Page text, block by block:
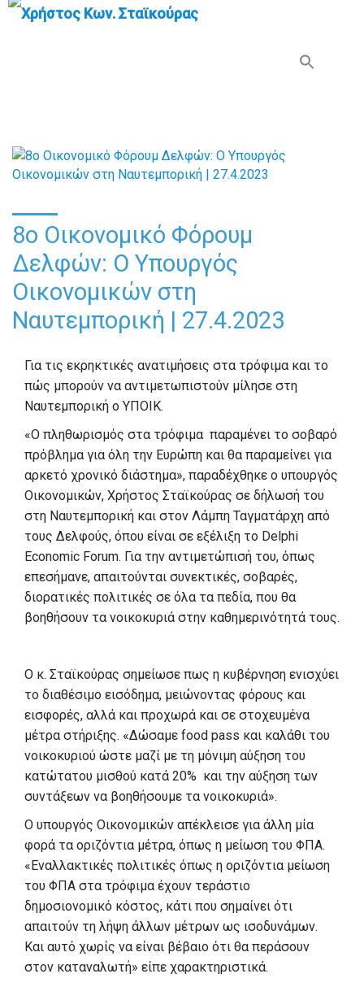
8ο Οικονομικό Φόρουμ
Δελφών: Ο Υπουργός
Οικονομικών στη
Ναυτεμπορική | 27.4.2023
Για τις εκρηκτικές ανατιμήσεις στα τρόφιμα και το
πώς μπορούν να αντιμετωπιστούν μίλησε στη
Ναυτεμπορική ο ΥΠΟΙΚ.
«Ο πληθωρισμός στα τρόφιμα παραμένει το σοβαρό
πρόβλημα για όλη την Ευρώπη και θα παραμείνει για
αρκετό χρονικό διάστημα», παραδέχθηκε ο υπουργός
Οικονομικών, Χρήστος Σταϊκούρας σε δήλωσή του
στη Ναυτεμπορική και στον Λάμπη Ταγματάρχη από
τους Δελφούς, όπου είναι σε εξέλιξη το Delphi
Economic Forum. Για την αντιμετώπισή του, όπως
επεσήμανε, απαιτούνται συνεκτικές, σοβαρές,
διορατικές πολιτικές σε όλα τα πεδία, που θα
βοηθήσουν τα νοικοκυριά στην καθημερινότητά τους.
Ο κ. Σταϊκούρας σημείωσε πως η κυβέρνηση ενισχύει
το διαθέσιμο εισόδημα, μειώνοντας φόρους και
εισφορές, αλλά και προχωρά και σε στοχευμένα
μέτρα στήριξης. «Δώσαμε food pass και καλάθι του
νοικοκυριού ώστε μαζί με τη μόνιμη αύξηση του
κατώτατου μισθού κατά 20% και την αύξηση των
συντάξεων να βοηθήσουμε τα νοικοκυριά».
Ο υπουργός Οικονομικών απέκλεισε για άλλη μία
φορά τα οριζόντια μέτρα, όπως η μείωση του ΦΠΑ.
«Εναλλακτικές πολιτικές όπως η οριζόντια μείωση
του ΦΠΑ στα τρόφιμα έχουν τεράστιο
δημοσιονομικό κόστος, κάτι που σημαίνει ότι
απαιτούν τη λήψη άλλων μέτρων ως ισοδυνάμων.
Και αυτό χωρίς να είναι βέβαιο ότι θα περάσουν
στον καταναλωτή» είπε χαρακτηριστικά.